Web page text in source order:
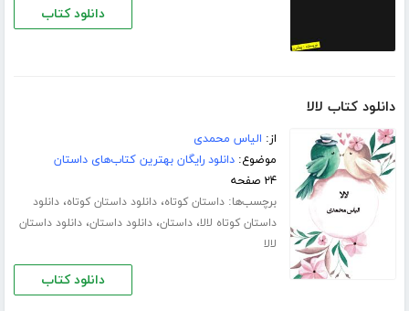
دانلود کتاب
دانلود کتاب لالا
از: الیاس محمدی
موضوع:دانلود رایگان بهترین کتاب‌های داستان
۲۴ صفحه
برچسب‌ها:داستان کوتاه،دانلود داستان کوتاه،دانلود
داستان کوتاه لالا،داستان،دانلود داستان،دانلود داستان
لالا
دانلود کتاب